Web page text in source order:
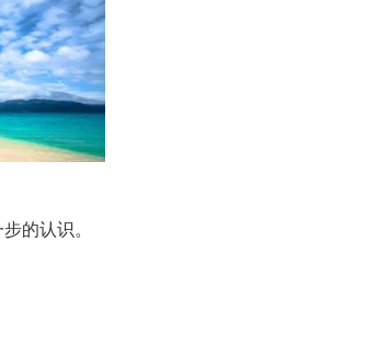
的认识。